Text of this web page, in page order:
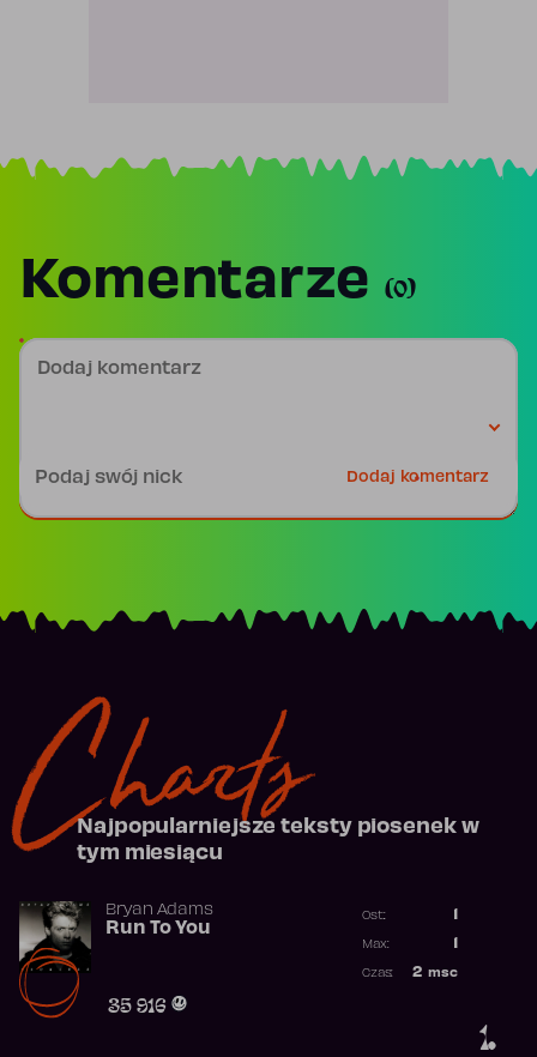
Komentarze (0)
Dodaj komentarz
Dodaj komentarz
Charts
Najpopularniejsze teksty piosenek w
tym miesiącu
1.
Bryan Adams
Run To You
35 916
Ost.:
Max:
2 msc
Czas: